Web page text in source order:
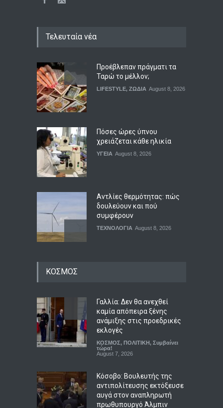
Τελευταία νέα
Προέβλεπαν πράγματι τα
Ταρώ το μέλλον;
LIFESTYLE, ΖΩΔΙΑ August 8, 2026
Πόσες ώρες ύπνου
χρειάζεται κάθε ηλικία
ΥΓΕΙΑ August 8, 2026
Αντλίες θερμότητας: πώς
δουλεύουν και πού
συμφέρουν
ΤΕΧΝΟΛΟΓΙΑ August 8, 2026
August 8, 2026
Σας αρέσει το καρπούζι;
Γιατί δεν πρέπει να πετάτε
τη φλούδα του
ΕΠΙΣΤΗΜΕΣ
ΚΟΣΜΟΣ
Γαλλία: Δεν θα ανεχθεί
καμία απόπειρα ξένης
ανάμιξης στις προεδρικές
εκλογές
ΚΟΣΜΟΣ, ΠΟΛΙΤΙΚΗ, Συμβαίνει
τώρα!
August 7, 2026
Κόσοβο: Βουλευτής της
αντιπολίτευσης εκτόξευσε
αυγά στον αναπληρωτή
πρωθυπουργό Άλμπιν